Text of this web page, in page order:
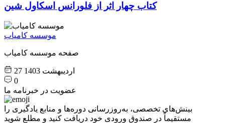
کتاب چهار اثر از فلورانس اسکاول شین
موسسه کامیاب
صفحه موسسه کامیاب
27 اردیبهشت 1403
0
عضویت در خبرنامه ما
بینش‌های تخصصی، به‌روزرسانی دوره‌ها و منابع یادگیری را
مستقیماً در صندوق ورودی خود دریافت کنید و مطلع شوید